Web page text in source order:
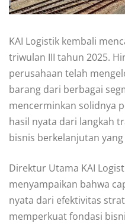
KAI Logistik kembali
triwulan III tahun 2025.
perusahaan telah
barang dari berbagai
mencerminkan solidnya
hasil nyata dari langkah
bisnis berkelanjutan
Direktur Utama KAI
menyampaikan bahwa
nyata dari efektivitas
memperkuat fondasi